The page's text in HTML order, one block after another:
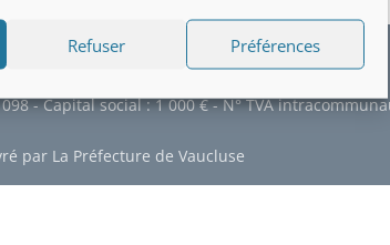
Refuser Préférences
de confidentialité
Politique de cookies
- Capital social : 1 000 € - N° TVA
par La Préfecture de Vaucluse